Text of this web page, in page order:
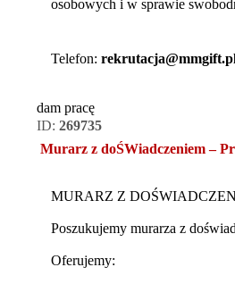
osobowych i w sprawie
Telefon:
dam pracę
ID: 269735
Murarz z doŚWiadczeniem –
MURARZ Z
Poszukujemy murarza z
Oferujemy: